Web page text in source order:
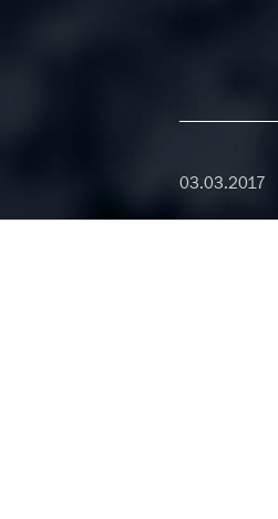
03.03.2017